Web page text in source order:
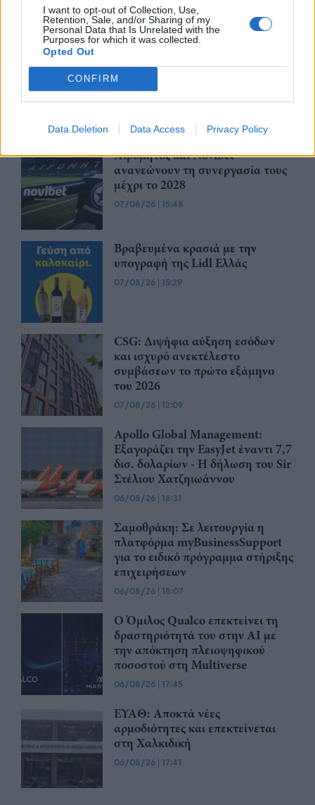
I want to opt-out of Collection, Use,
Retention, Sale, and/or Sharing of my
Personal Data that Is Unrelated with the
Purposes for which it was collected.
Opted Out
CONFIRM
Data Deletion Data Access Privacy Policy
Περισσότερα από το
Trade Estates: Στην κατοχή της το
50% του Sofia South Ring Mall με
τίμημα 49,35 εκατ. ευρώ
Ατρόμητος και Novibet
ανανεώνουν τη συνεργασία τους
μέχρι το 2028
07/08/26 | 15:48
Βραβευμένα κρασιά με την
υπογραφή της Lidl Ελλάς
07/08/26 | 15:29
CSG: Διψήφια αύξηση εσόδων
και ισχυρό ανεκτέλεστο
συμβάσεων το πρώτο εξάμηνο
του 2026
07/08/26 | 12:09
Apollo Global Management:
Εξαγοράζει την EasyJet έναντι 7,7
δισ. δολαρίων - Η δήλωση του Sir
Στέλιου Χατζηιωάννου
06/08/26 | 18:31
Σαμοθράκη: Σε λειτουργία η
πλατφόρμα myBusinessSupport
για το ειδικό πρόγραμμα στήριξης
επιχειρήσεων
06/08/26 | 18:07
Ο Όμιλος Qualco επεκτείνει τη
δραστηριότητά του στην ΑΙ με
την απόκτηση πλειοψηφικού
ποσοστού στη Multiverse
06/08/26 | 17:45
ΕΥΑΘ: Αποκτά νέες
αρμοδιότητες και επεκτείνεται
στη Χαλκιδική
06/08/26 | 17:41